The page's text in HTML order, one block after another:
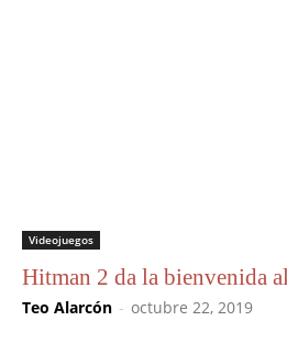
Videojuegos
Hitman 2 da la bienvenida
Teo Alarcón - octubre 22, 2019